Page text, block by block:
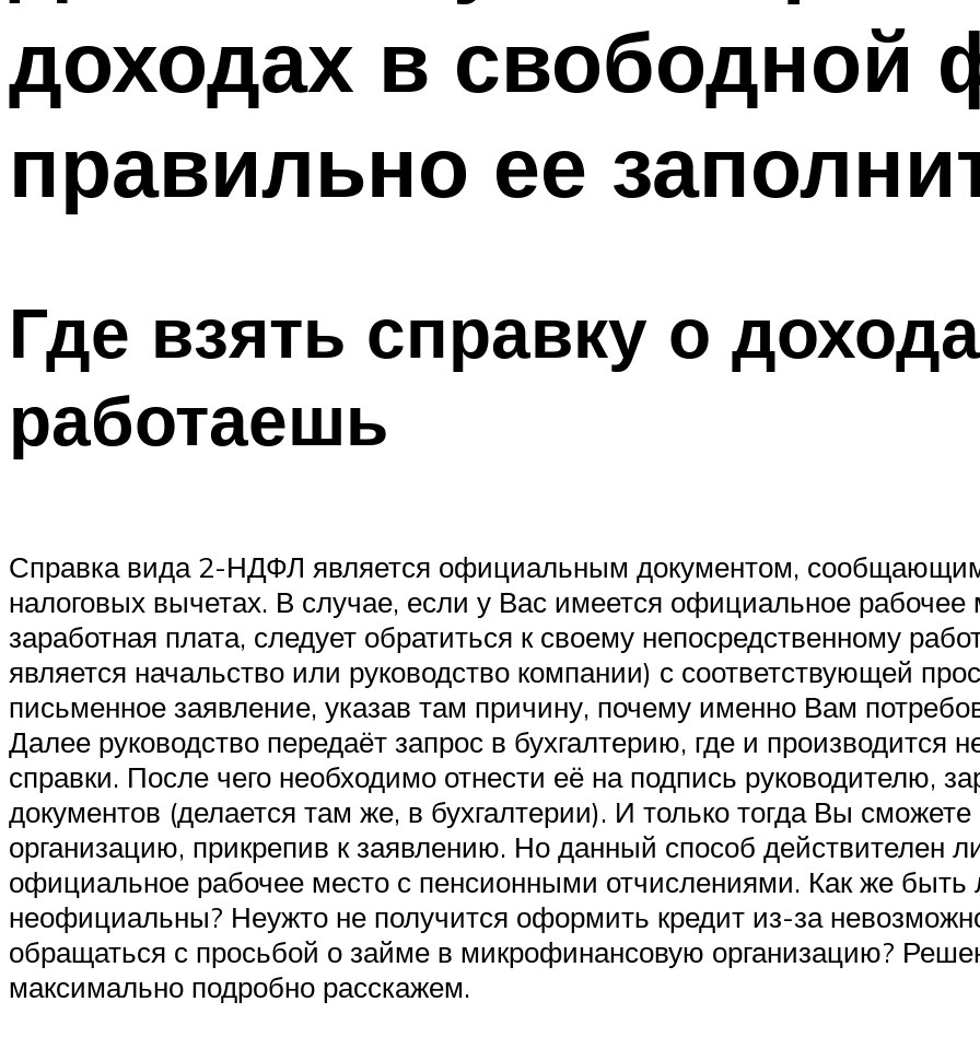
доходах в свободной
правильно ее
Где взять справку о
работаешь
Справка вида 2-НДФЛ является официальным документом,
налоговых вычетах. В случае, если у Вас имеется официальное рабочее
заработная плата, следует обратиться к своему непосредственному
является начальство или руководство компании) с соответствующей
письменное заявление, указав там причину, почему именно Вам
Далее руководство передаёт запрос в бухгалтерию, где и производится
справки. После чего необходимо отнести её на подпись руководителю,
документов (делается там же, в бухгалтерии). И только тогда Вы
организацию, прикрепив к заявлению. Но данный способ
официальное рабочее место с пенсионными отчислениями. Как же
неофициальны? Неужто не получится оформить кредит из-за
обращаться с просьбой о займе в микрофинансовую организацию?
максимально подробно расскажем.